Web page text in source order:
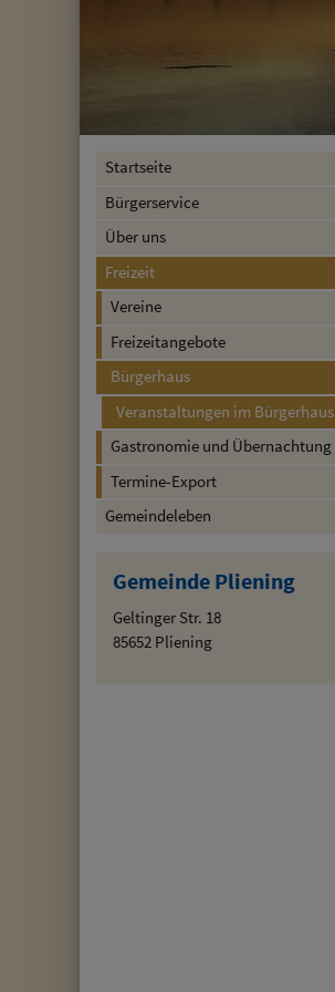
Startseite
Bürgerservice
Über uns
Freizeit
Vereine
Freizeitangebote
Bürgerhaus
Veranstaltungen im Bürgerhaus
Gastronomie und Übernachtung
Termine-Export
Gemeindeleben
Gemeinde Pliening
Geltinger Str. 18
85652 Pliening